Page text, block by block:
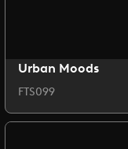
Urban Moods
FTS099